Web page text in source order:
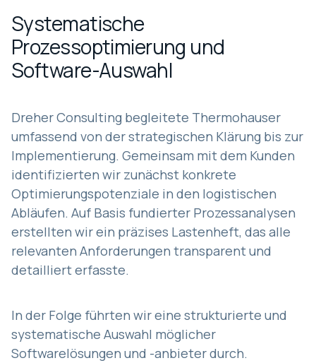
Systematische
Prozessoptimierung und
Software-Auswahl
Dreher Consulting begleitete Thermohauser
umfassend von der strategischen Klärung bis zur
Implementierung. Gemeinsam mit dem Kunden
identifizierten wir zunächst konkrete
Optimierungspotenziale in den logistischen
Abläufen. Auf Basis fundierter Prozessanalysen
erstellten wir ein präzises Lastenheft, das alle
relevanten Anforderungen transparent und
detailliert erfasste.
In der Folge führten wir eine strukturierte und
systematische Auswahl möglicher
Softwarelösungen und -anbieter durch.